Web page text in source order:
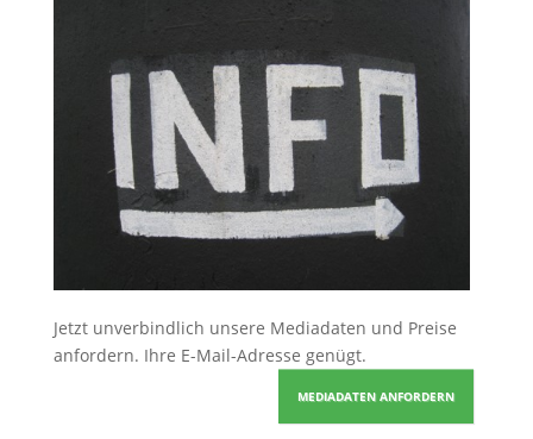
Jetzt unverbindlich unsere Mediadaten und Preise
anfordern. Ihre E-Mail-Adresse genügt.
MEDIADATEN ANFORDERN